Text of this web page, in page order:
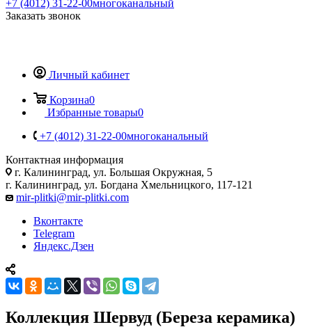
+7 (4012) 31-22-00многоканальный
Заказать звонок
Личный кабинет
Корзина0
Избранные товары0
+7 (4012) 31-22-00многоканальный
Контактная информация
г. Калининград, ул. Большая Окружная, 5
г. Калининград, ул. Богдана Хмельницкого, 117-121
mir-plitki@mir-plitki.com
Вконтакте
Telegram
Яндекс.Дзен
Коллекция Шервуд (Береза керамика)